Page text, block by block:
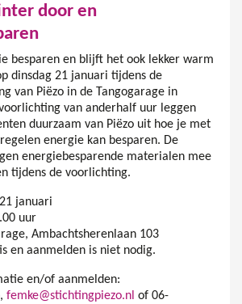
door en
besparen en blijft het ook lekker warm
dinsdag 21 januari tijdens de
van Piëzo in de Tangogarage in
van anderhalf uur leggen
duurzaam van Piëzo uit hoe je met
energie kan besparen. De
energiebesparende materialen mee
tijdens de voorlichting.
januari
uur
Ambachtsherenlaan 103
en aanmelden is niet nodig.
en/of aanmelden:
femke@stichtingpiezo.nl of 06-